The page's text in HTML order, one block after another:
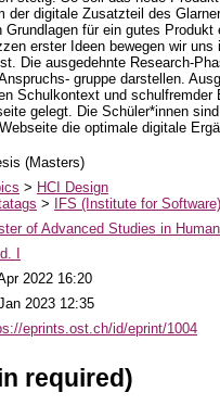
der digitale Zusatzteil des
Grundlagen für ein gutes
erster Ideen bewegen wir
Die ausgedehnte Research-
gruppe darstellen.
Schulkontext und
gelegt. Die Schüler*innen
die optimale digitale
(Masters)
> HCI Design
>
IFS (Institute for Software)
of Advanced Studies in
I
2022 16:20
2023 12:35
eprints.ost.ch/id/eprint/1004
required)